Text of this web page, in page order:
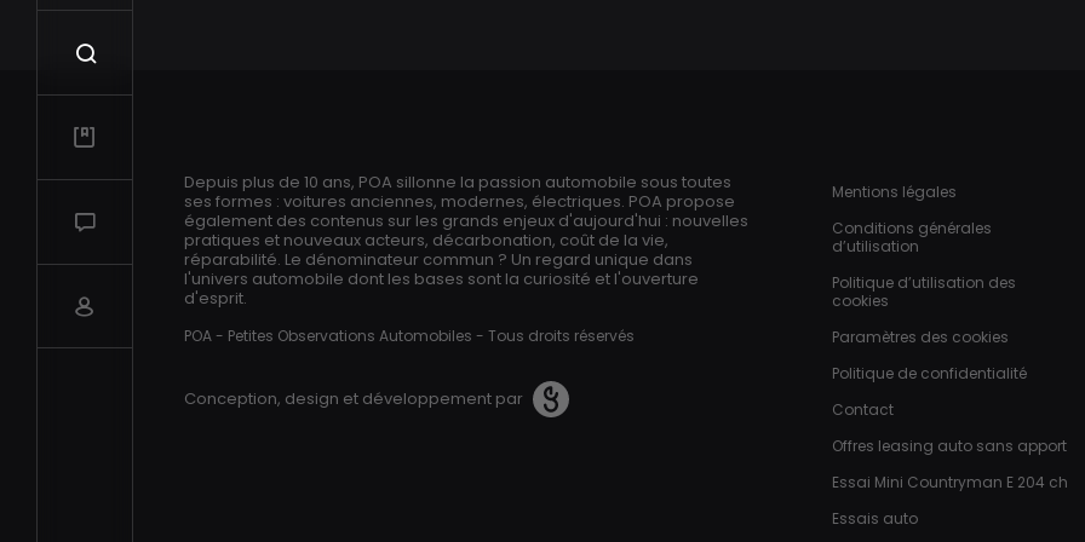
Salon de discussions
Compte utilisateur
Depuis plus de 10 ans, POA sillonne la passion automobile sous toutes
ses formes : voitures anciennes, modernes, électriques. POA propose
également des contenus sur les grands enjeux d'aujourd'hui : nouvelles
pratiques et nouveaux acteurs, décarbonation, coût de la vie,
réparabilité. Le dénominateur commun ? Un regard unique dans
l'univers automobile dont les bases sont la curiosité et l'ouverture
d'esprit.
POA - Petites Observations Automobiles - Tous droits réservés
Conception, design et développement par
Pied de page
Mentions légales
Conditions générales
d’utilisation
Politique d’utilisation des
cookies
Paramètres des cookies
Politique de confidentialité
Contact
Offres leasing auto sans apport
Essai Mini Countryman E 204 ch
Essais auto